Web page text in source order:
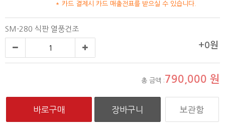
* 카드 결제시 카드 매출전표를 받으실 수 있습니다.
SM-280 식판 열풍건조
+0원
총 금액 :790,000 원
보관함